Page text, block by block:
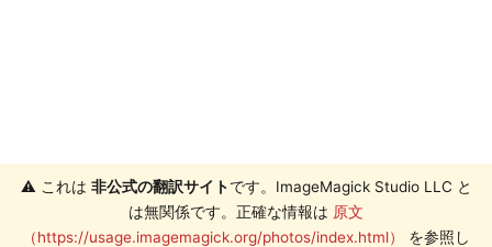
⚠️ これは 非公式の翻訳サイトです。ImageMagick Studio LLC と
は無関係です。正確な情報は 原文
（https://usage.imagemagick.org/photos/index.html）
を参照し